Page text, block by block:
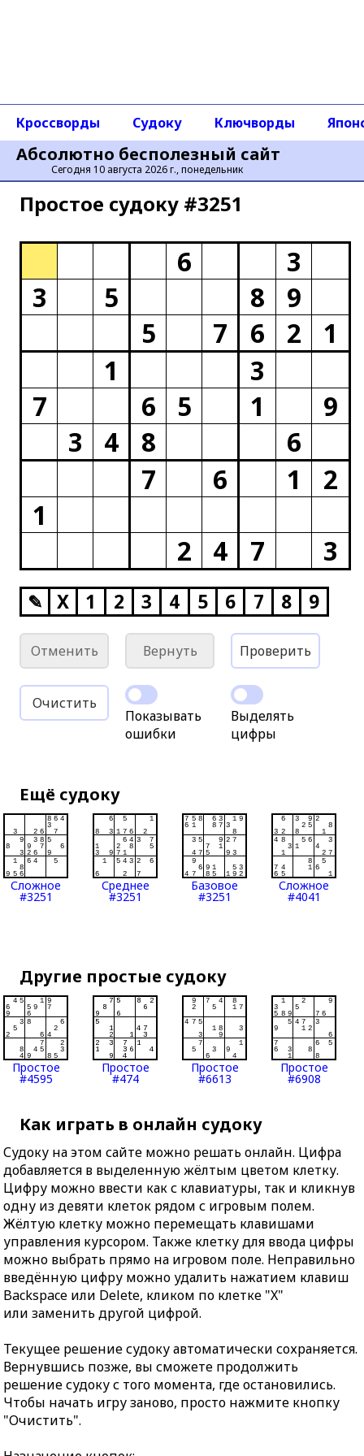
Абсолютно бесполезный сайт
Сегодня 10 августа 2026 г., понедельник
Кроссворды Судоку Ключворды
Простое cудоку #3251
6
3
3
5 8
9
5
7 6 2
1
1
3
7
6 5 1
9
3
4 8
6
7
6 1
2
1
2
4 7 3
✎ X 1 2 3 4 5 6 7 8 9
Отменить Вернуть Проверить
Очистить
Показывать
ошибки
Выделять
цифры
Ещё судоку
Сложное
#3251
Среднее
#3251
Базовое
#3251
Сложное
#4041
Другие простые судоку
Простое
#4595
Простое
#474
Простое
#6613
Простое
#6908
Как играть в онлайн судоку
Судоку на этом сайте можно решать онлайн. Цифра
добавляется в выделенную жёлтым цветом клетку.
Цифру можно ввести как с клавиатуры, так и кликнув
одну из девяти клеток рядом с игровым полем.
Жёлтую клетку можно перемещать клавишами
управления курсором. Также клетку для ввода цифры
можно выбрать прямо на игровом поле. Неправильно
введённую цифру можно удалить нажатием клавиш
Backspace или Delete, кликом по клетке "X"
или заменить другой цифрой.
Текущее решение судоку автоматически сохраняется.
Вернувшись позже, вы сможете продолжить
решение судоку с того момента, где остановились.
Чтобы начать игру заново, просто нажмите кнопку
"Очистить".